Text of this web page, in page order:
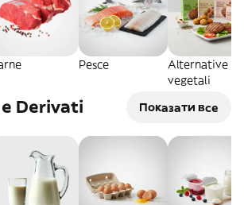
Pesce
Alternative
vegetali
Derivati Показати все